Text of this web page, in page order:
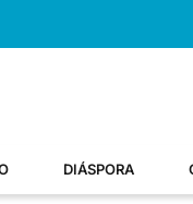
DIÁSPORA